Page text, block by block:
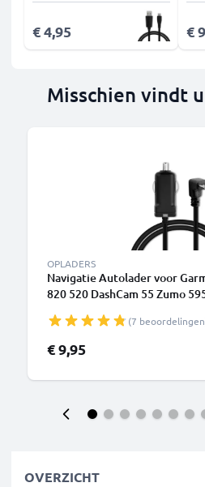
€ 4,95 €
Misschien vindt
OPLADERS
Navigatie Autolader voor
820 520 DashCam 55 Zumo
navigatiesysteem
(7
€ 9,95
OVERZICHT